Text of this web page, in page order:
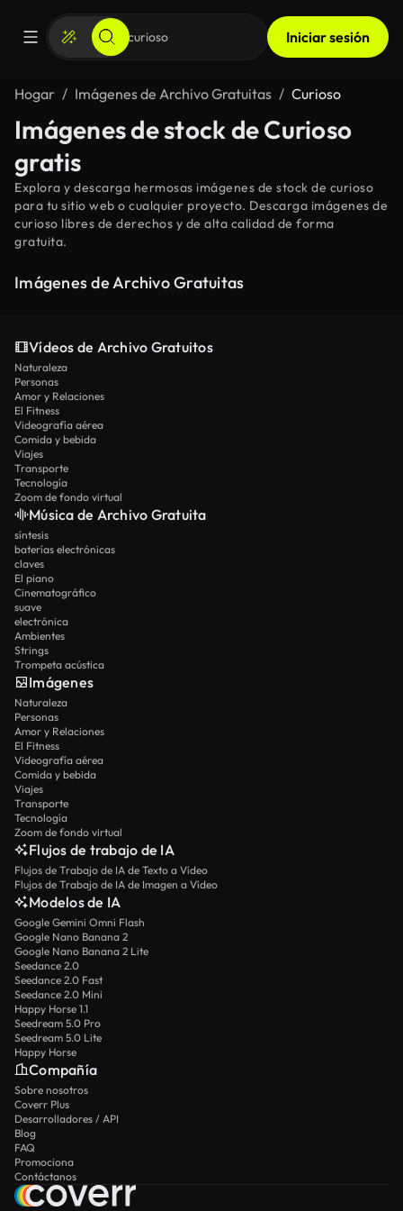
Iniciar sesión
Hogar Imágenes de Archivo Gratuitas Curioso
Imágenes de stock de Curioso
gratis
Explora y descarga hermosas imágenes de stock de curioso
para tu sitio web o cualquier proyecto. Descarga imágenes de
curioso libres de derechos y de alta calidad de forma
gratuita.
Imágenes de Archivo Gratuitas
Vídeos de Archivo Gratuitos
Naturaleza
Personas
Amor y Relaciones
El Fitness
Videografía aérea
Comida y bebida
Viajes
Transporte
Tecnología
Zoom de fondo virtual
Música de Archivo Gratuita
síntesis
baterías electrónicas
claves
El piano
Cinematográfico
suave
electrónica
Ambientes
Strings
Trompeta acústica
Imágenes
Naturaleza
Personas
Amor y Relaciones
El Fitness
Videografía aérea
Comida y bebida
Viajes
Transporte
Tecnología
Zoom de fondo virtual
Flujos de trabajo de IA
Flujos de Trabajo de IA de Texto a Vídeo
Flujos de Trabajo de IA de Imagen a Vídeo
Modelos de IA
Google Gemini Omni Flash
Google Nano Banana 2
Google Nano Banana 2 Lite
Seedance 2.0
Seedance 2.0 Fast
Seedance 2.0 Mini
Happy Horse 1.1
Seedream 5.0 Pro
Seedream 5.0 Lite
Happy Horse
Compañía
Sobre nosotros
Coverr Plus
Desarrolladores / API
Blog
FAQ
Promociona
Contáctanos